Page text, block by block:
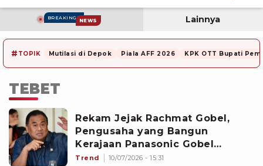
BREAKING NEWS Lainnya
# TOPIK Mutilasi di Depok Piala AFF 2026 KPK OTT Bupati
TEBET
Rekam Jejak Rachmat Gobel,
Pengusaha yang Bangun
Kerajaan Panasonic Gobel
hingga Jadi Wakil Ketua DPR
Trend 10/07/2026 - 15:31